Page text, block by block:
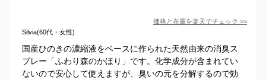
価格と在庫を楽天でチェック >>
Silvia(60代・女性)
国産ひのきの濃縮液をベースに作られた天然由来の消臭ス
プレー「ふわり森のかほり」です。化学成分が含まれてい
ないので安心して使えますが、臭いの元を分解するので効